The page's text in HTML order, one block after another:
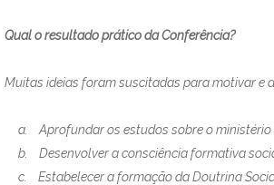
Qual o resultado prático da Conferência?
Muitas ideias foram suscitadas para motivar e
a. Aprofundar os estudos sobre o ministério
b. Desenvolver a consciência formativa
c. Estabelecer a formação da Doutrina